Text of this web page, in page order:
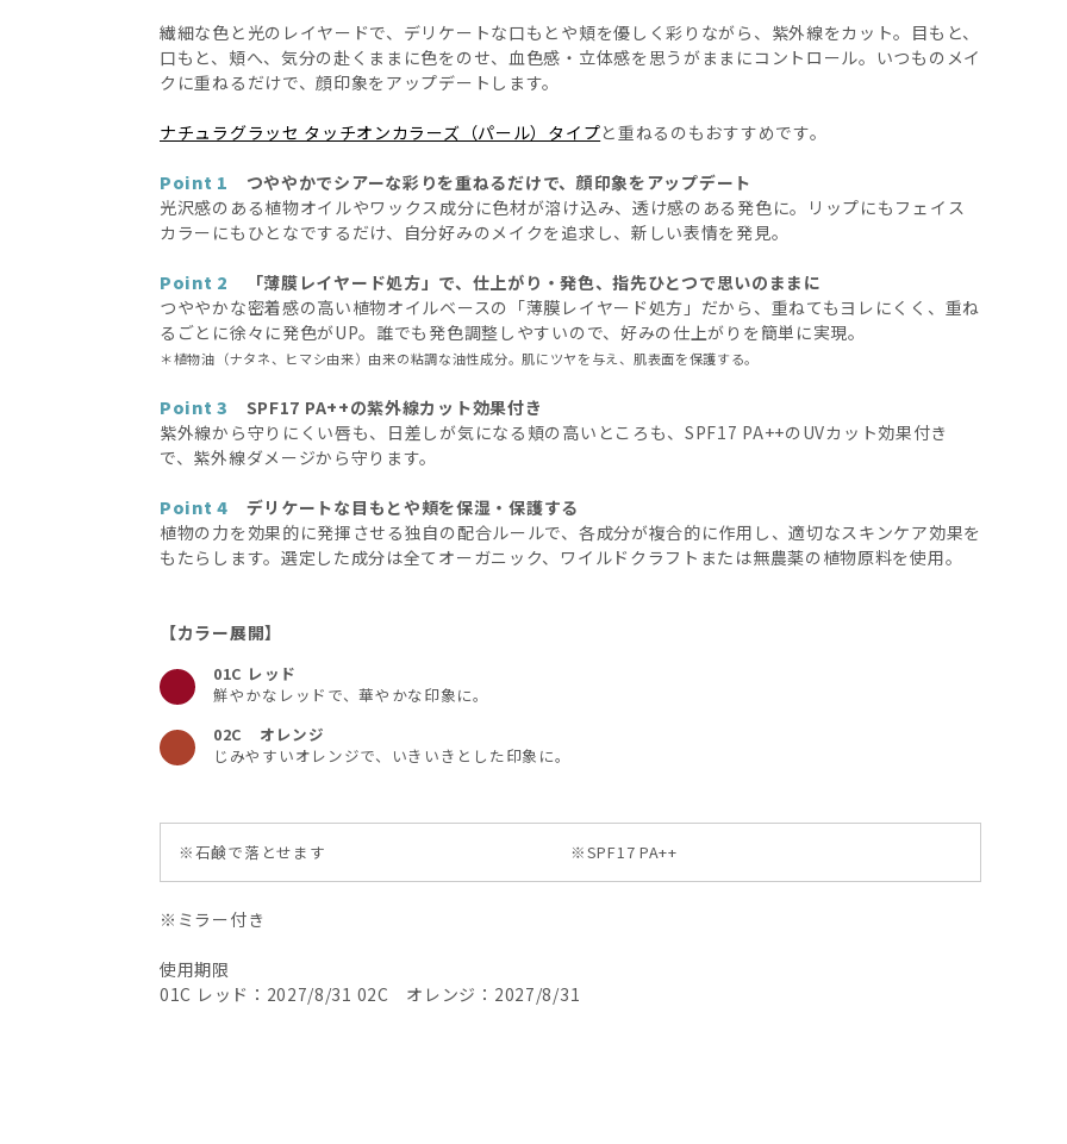
繊細な色と光のレイヤードで、デリケートな口もとや頬を優しく彩りながら、紫外線をカット。目もと、
口もと、頬へ、気分の赴くままに色をのせ、血色感・立体感を思うがままにコントロール。いつものメイ
クに重ねるだけで、顔印象をアップデートします。
ナチュラグラッセ タッチオンカラーズ（パール）タイプと重ねるのもおすすめです。
Point 1 つややかでシアーな彩りを重ねるだけで、顔印象をアップデート
光沢感のある植物オイルやワックス成分に色材が溶け込み、透け感のある発色に。リップにもフェイス
カラーにもひとなでするだけ、自分好みのメイクを追求し、新しい表情を発見。
Point 2 「薄膜レイヤード処方」で、仕上がり・発色、指先ひとつで思いのままに
つややかな密着感の高い植物オイルベースの「薄膜レイヤード処方」だから、重ねてもヨレにくく、重ね
るごとに徐々に発色がUP。誰でも発色調整しやすいので、好みの仕上がりを簡単に実現。
＊植物油（ナタネ、ヒマシ由来）由来の粘調な油性成分。肌にツヤを与え、肌表面を保護する。
Point 3 SPF17 PA++の紫外線カット効果付き
紫外線から守りにくい唇も、日差しが気になる頬の高いところも、SPF17 PA++のUVカット効果付き
で、紫外線ダメージから守ります。
Point 4 デリケートな目もとや頬を保湿・保護する
植物の力を効果的に発揮させる独自の配合ルールで、各成分が複合的に作用し、適切なスキンケア効果を
もたらします。選定した成分は全てオーガニック、ワイルドクラフトまたは無農薬の植物原料を使用。
【カラー展開】
01C レッド
鮮やかなレッドで、華やかな印象に。
02C オレンジ
じみやすいオレンジで、いきいきとした印象に。
※石鹸で落とせます ※SPF17 PA++
※ミラー付き
使用期限
01C レッド：2027/8/31 02C オレンジ：2027/8/31